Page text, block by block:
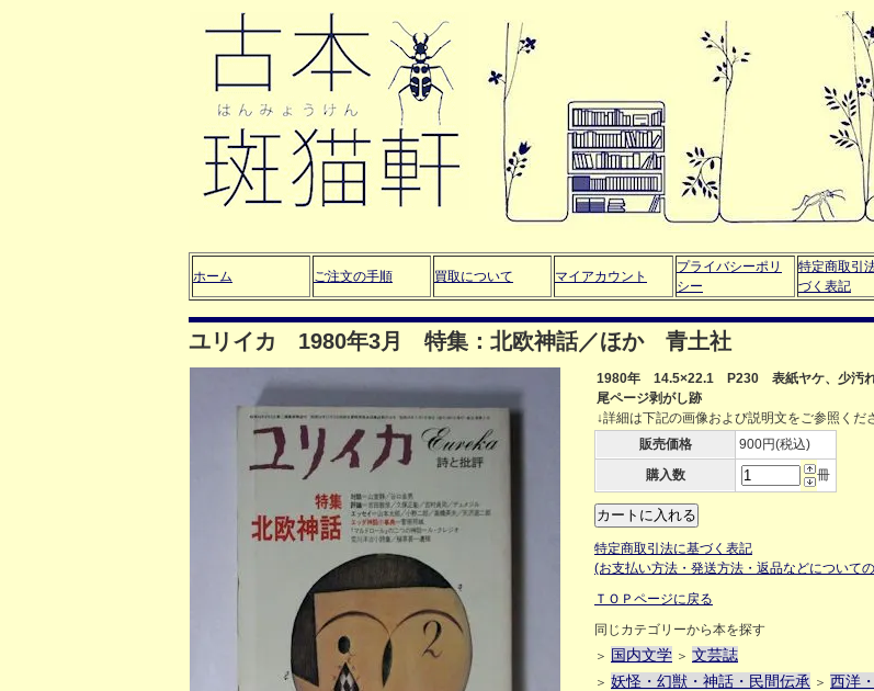
ホーム ご注文の手順 買取について マイアカウント
プライバシーポリ
シー
特定商取引
づく表記
ユリイカ 1980年3月 特集：北欧神話／ほか 青土社
1980年 14.5×22.1 P230 表紙ヤケ、少汚
尾ページ剥がし跡
↓詳細は下記の画像および説明文をご参照くだ
販売価格
900円(税込)
購入数
冊
特定商取引法に基づく表記
(お支払い方法・発送方法・返品などについて
ＴＯＰページに戻る
同じカテゴリーから本を探す
＞ 国内文学 ＞ 文芸誌
＞ 妖怪・幻獣・神話・民間伝承 ＞ 西洋